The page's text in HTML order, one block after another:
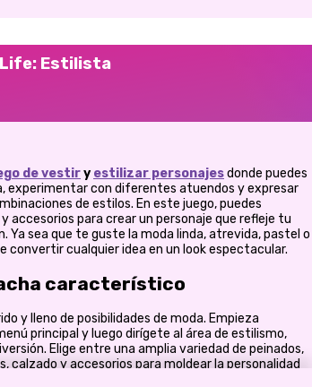
Estilista
de vestiry estilizar personajesdonde puedes
experimentar con diferentes atuendos y expresar
de estilos. En este juego, puedes
accesorios para crear un personaje que refleje tu
Ya sea que te guste la moda linda, atrevida, pastel o
cualquier idea en un look espectacular.
característico
y lleno de posibilidades de moda. Empieza
principal y luego dirígete al área de estilismo,
Elige entre una amplia variedad de peinados,
calzado y accesorios para moldear la personalidad